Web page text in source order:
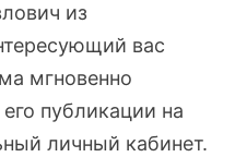
из
вас
мгновенно
публикации на
личный кабинет.